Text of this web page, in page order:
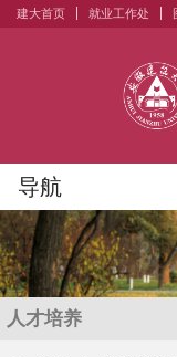
建大首页 就业工作处
导航
人才培养